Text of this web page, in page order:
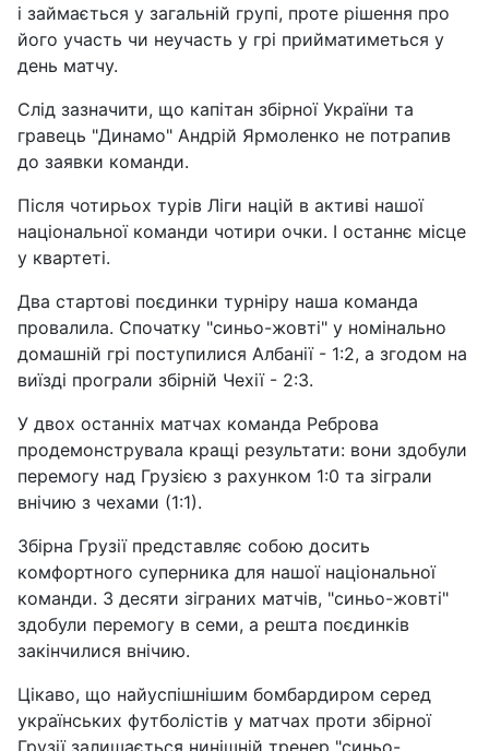
і займається у загальній групі, проте рішення про
його участь чи неучасть у грі прийматиметься у
день матчу.
Слід зазначити, що капітан збірної України та
гравець "Динамо" Андрій Ярмоленко не потрапив
до заявки команди.
Після чотирьох турів Ліги націй в активі нашої
національної команди чотири очки. І останнє місце
у квартеті.
Два стартові поєдинки турніру наша команда
провалила. Спочатку "синьо-жовті" у номінально
домашній грі поступилися Албанії - 1:2, а згодом на
виїзді програли збірній Чехії - 2:3.
У двох останніх матчах команда Реброва
продемонструвала кращі результати: вони здобули
перемогу над Грузією з рахунком 1:0 та зіграли
внічию з чехами (1:1).
Збірна Грузії представляє собою досить
комфортного суперника для нашої національної
команди. З десяти зіграних матчів, "синьо-жовті"
здобули перемогу в семи, а решта поєдинків
закінчилися внічию.
Цікаво, що найуспішнішим бомбардиром серед
українських футболістів у матчах проти збірної
Грузії залишається нинішній тренер "синьо-